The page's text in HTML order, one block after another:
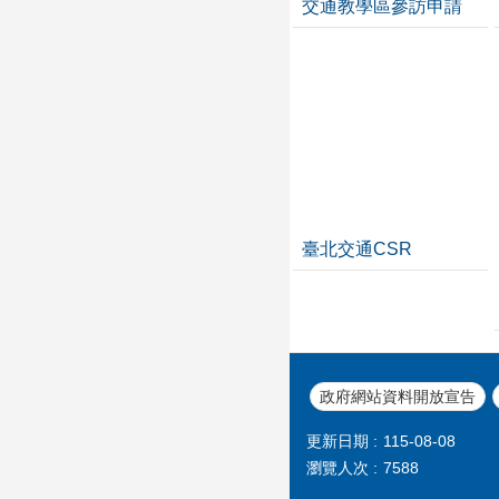
交通教學區參訪申請
臺北交通CSR
政府網站資料開放宣告
更新日期
115-08-08
瀏覽人次
7588